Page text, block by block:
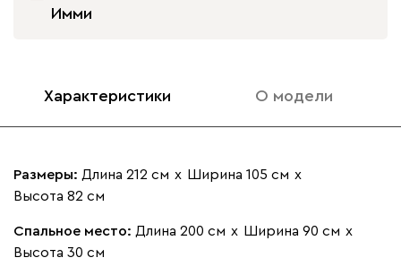
Онли
Имми
Характеристики О модели
Размеры: Длина 212 см х Ширина 105 см х
Высота 82 см
Спальное место: Длина 200 см х Ширина 90 см х
Высота 30 см